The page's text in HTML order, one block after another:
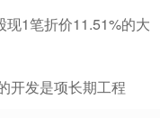
1笔折价11.51%的大
开发是项长期工程